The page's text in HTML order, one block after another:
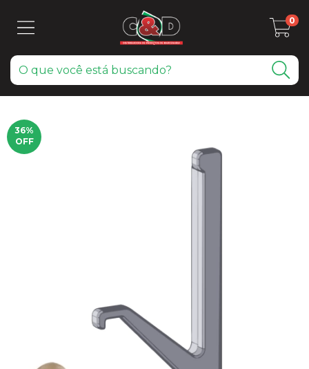
0
36%
OFF